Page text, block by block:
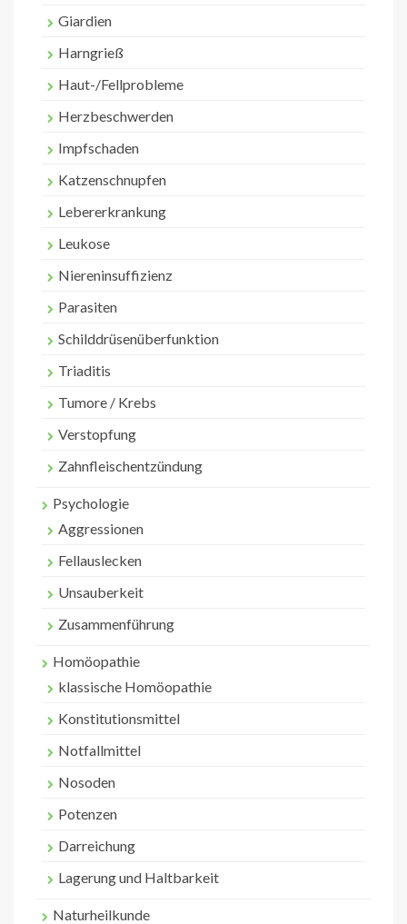
Giardien
Harngrieß
Haut-/Fellprobleme
Herzbeschwerden
Impfschaden
Katzenschnupfen
Lebererkrankung
Leukose
Niereninsuffizienz
Parasiten
Schilddrüsenüberfunktion
Triaditis
Tumore / Krebs
Verstopfung
Zahnfleischentzündung
Psychologie
Aggressionen
Fellauslecken
Unsauberkeit
Zusammenführung
Homöopathie
klassische Homöopathie
Konstitutionsmittel
Notfallmittel
Nosoden
Potenzen
Darreichung
Lagerung und Haltbarkeit
Naturheilkunde